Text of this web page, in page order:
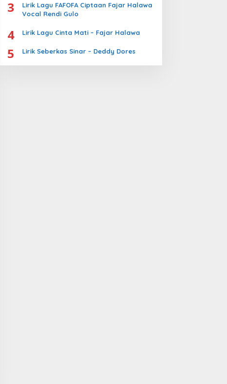
3
Lirik Lagu FAFOFA Ciptaan Fajar Halawa
Vocal Rendi Gulo
4 Lirik Lagu Cinta Mati – Fajar Halawa
5 Lirik Seberkas Sinar – Deddy Dores